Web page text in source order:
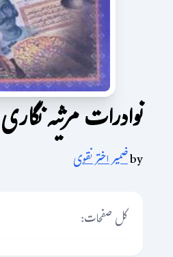
نوادرات مرثیہ نگاری
byضمیر اختر نقوی
کل صفحات: